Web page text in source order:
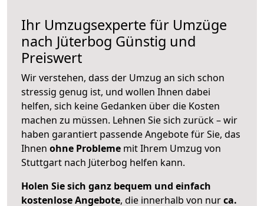
Ihr Umzugsexperte für Umzüge
nach Jüterbog Günstig und
Preiswert
Wir verstehen, dass der Umzug an sich schon
stressig genug ist, und wollen Ihnen dabei
helfen, sich keine Gedanken über die Kosten
machen zu müssen. Lehnen Sie sich zurück – wir
haben garantiert passende Angebote für Sie, das
Ihnen ohne Probleme mit Ihrem Umzug von
Stuttgart nach Jüterbog helfen kann.
Holen Sie sich ganz bequem und einfach
kostenlose Angebote, die innerhalb von nurca.